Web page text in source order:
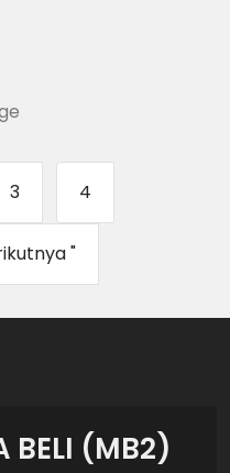
3 4
"
BELI (MB2)